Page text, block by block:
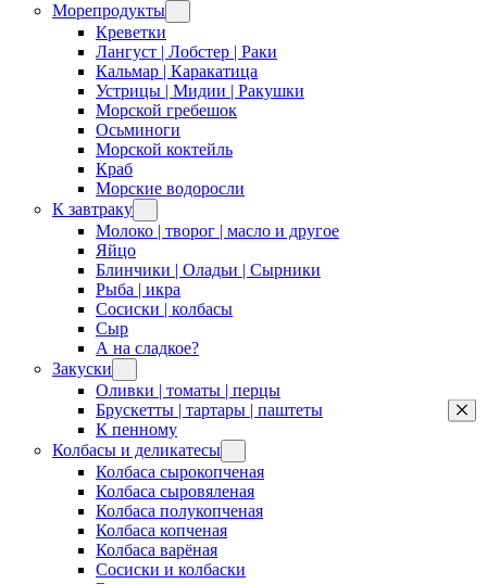
Морепродукты
Креветки
Лангуст | Лобстер | Раки
Кальмар | Каракатица
Устрицы | Мидии | Ракушки
Морской гребешок
Осьминоги
Морской коктейль
Краб
Морские водоросли
К завтраку
Молоко | творог | масло и другое
Яйцо
Блинчики | Оладьи | Сырники
Рыба | икра
Сосиски | колбасы
Сыр
А на сладкое?
Закуски
Оливки | томаты | перцы
Брускетты | тартары | паштеты
К пенному
Колбасы и деликатесы
Колбаса сырокопченая
Колбаса сыровяленая
Колбаса полукопченая
Колбаса копченая
Колбаса варёная
Сосиски и колбаски